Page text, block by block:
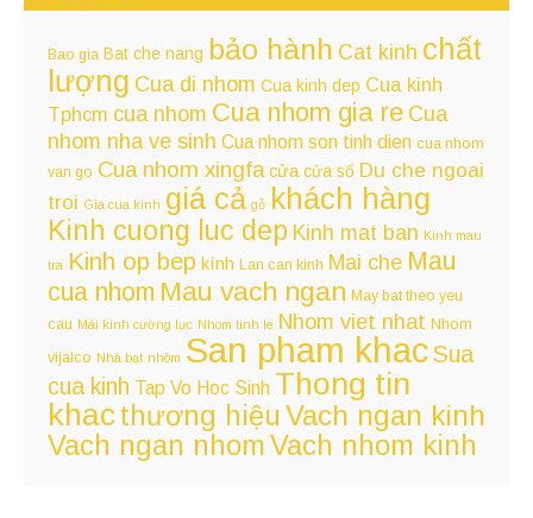
Bao gia Bat che nang bảo hành Cat kinh chất
lượng Cua di nhom Cua kinh dep Cua kinh
Tphcm cua nhom Cua nhom gia re Cua
nhom nha ve sinh Cua nhom son tinh dien cua nhom
van go Cua nhom xingfa cửa cửa sổ Du che ngoai
troi Gia cua kinh giá cả gỗ khách hàng
Kinh cuong luc dep Kinh mat ban Kinh mau
tra Kinh op bep kính Lan can kinh Mai che Mau
cua nhom Mau vach ngan May bat theo yeu
cau Mái kính cường lực Nhom tinh le Nhom viet nhat Nhom
vijalco Nhà bạt nhôm San pham khacSua
cua kinh Tap Vo Hoc Sinh Thong tin
khacthương hiệu Vach ngan kinh
Vach ngan nhomVach nhom kinh